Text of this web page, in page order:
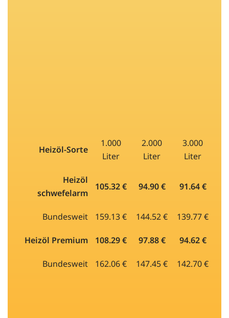
Heizöl-Sorte
1.000
Liter
2.000
Liter
3.000
Liter
Heizöl
schwefelarm
105.32 € 94.90 € 91.64 €
Bundesweit 159.13 € 144.52 € 139.77 €
Heizöl Premium 108.29 € 97.88 € 94.62 €
Bundesweit 162.06 € 147.45 € 142.70 €